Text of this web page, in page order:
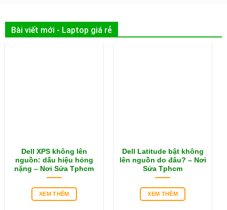
Bài viết mới - Laptop giá rẻ
Dell XPS không lên
nguồn: dấu hiệu hỏng
nặng – Nơi Sửa Tphcm
XEM THÊM
Dell Latitude bật không
lên nguồn do đâu? – Nơi
Sửa Tphcm
XEM THÊM